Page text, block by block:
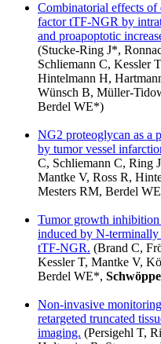
Combinatorial effects of
factor tTF-NGR by
and proapoptotic
(Stucke-Ring J*,
Schliemann C, Kessler
Hintelmann H,
Wünsch B, Müller-
Berdel WE*)
NG2 proteoglycan as a
by tumor vessel
C, Schliemann C, Ring
Mantke V, Ross R,
Mesters RM, Berdel
Tumor growth
induced by N-terminally
tTF-NGR. (Brand C,
Kessler T, Mantke V,
Berdel WE*,
Non-invasive
retargeted truncated
imaging. (Persigehl T,